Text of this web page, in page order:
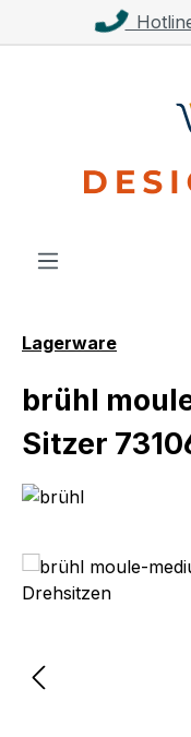
Zum Hauptinhalt
Hotline
Lagerware
brühl
Sitzer
Bildergalerie